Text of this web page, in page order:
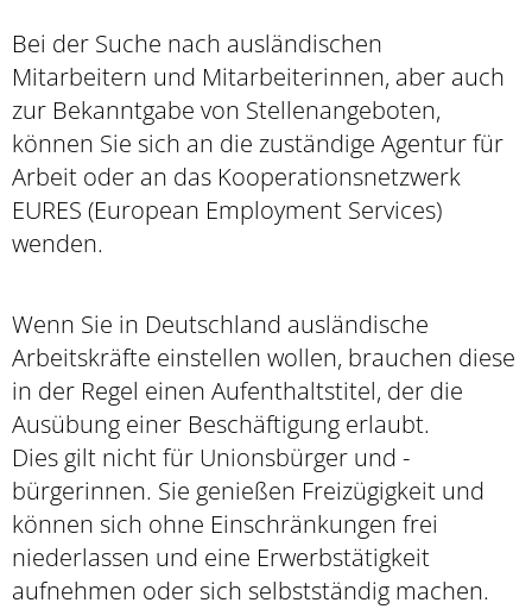
Bei der Suche nach ausländischen
Mitarbeitern und Mitarbeiterinnen, aber auch
zur Bekanntgabe von Stellenangeboten,
können Sie sich an die zuständige Agentur für
Arbeit oder an das Kooperationsnetzwerk
EURES (European Employment Services)
wenden.
Wenn Sie in Deutschland ausländische
Arbeitskräfte einstellen wollen, brauchen diese
in der Regel einen Aufenthaltstitel, der die
Ausübung einer Beschäftigung erlaubt.
Dies gilt nicht für Unionsbürger und -
bürgerinnen. Sie genießen Freizügigkeit und
können sich ohne Einschränkungen frei
niederlassen und eine Erwerbstätigkeit
aufnehmen oder sich selbstständig machen.